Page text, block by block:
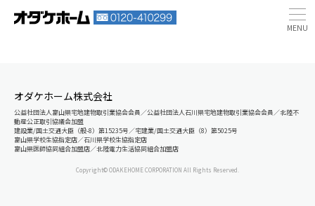
オダケホーム株式会社
公益社団法人富山県宅地建物取引業協会会員／公益社団法人石川県宅地建物取引業協会会員／北陸不
動産公正取引協議会加盟
建設業/国土交通大臣（般-8）第15235号／宅建業/国土交通大臣（8）第5025号
富山県学校生協指定店／石川県学校生協指定店
富山県医師協同組合加盟店／北陸電力生活協同組合加盟店
Copyright© ODAKEHOME CORPORATION All Rights Reserved.